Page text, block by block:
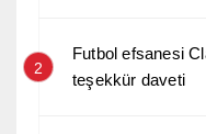
2
Futbol efsanesi
teşekkür daveti